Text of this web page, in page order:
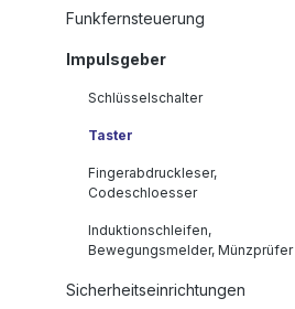
Funkfernsteuerung
Impulsgeber
Schlüsselschalter
Taster
Fingerabdruckleser,
Codeschloesser
Induktionschleifen,
Bewegungsmelder, Münzprüfer
Sicherheitseinrichtungen